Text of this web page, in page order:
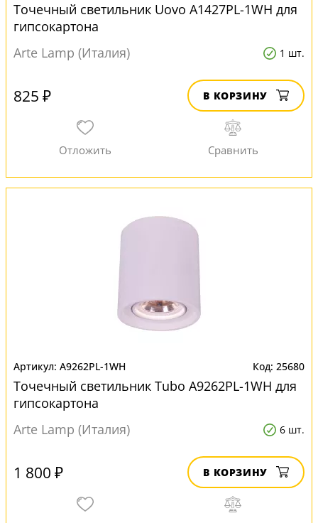
Точечный светильник Uovo A1427PL-1WH для
гипсокартона
Arte Lamp (Италия)
1 шт.
825 ₽ В КОРЗИНУ
A9262PL-1WH 25680
Точечный светильник Tubo A9262PL-1WH для
гипсокартона
Arte Lamp (Италия)
6 шт.
1 800 ₽ В КОРЗИНУ